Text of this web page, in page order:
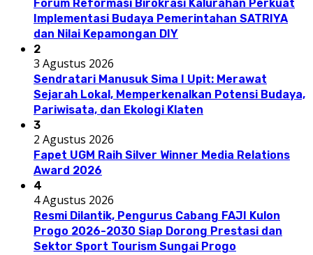
Forum Reformasi Birokrasi Kalurahan Perkuat
Implementasi Budaya Pemerintahan SATRIYA
dan Nilai Kepamongan DIY
2
3 Agustus 2026
Sendratari Manusuk Sima I Upit: Merawat
Sejarah Lokal, Memperkenalkan Potensi Budaya,
Pariwisata, dan Ekologi Klaten
3
2 Agustus 2026
Fapet UGM Raih Silver Winner Media Relations
Award 2026
4
4 Agustus 2026
Resmi Dilantik, Pengurus Cabang FAJI Kulon
Progo 2026-2030 Siap Dorong Prestasi dan
Sektor Sport Tourism Sungai Progo